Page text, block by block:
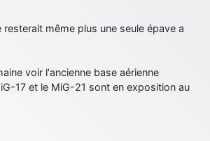
à mon tour de souhaiter un Joyeux Noël
à tous !
tenter l'un des rares lycées militaires
même plus une seule épave a
voir l'ancienne base aérienne
17 et le MiG-21 sont en exposition au